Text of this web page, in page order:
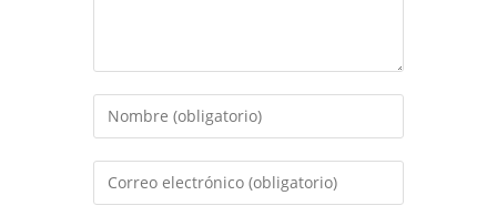
Introduce
tu
nombre
Introduce
tu